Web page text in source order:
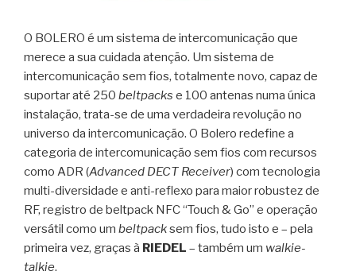
O BOLERO é um sistema de intercomunicação que
merece a sua cuidada atenção. Um sistema de
intercomunicação sem fios, totalmente novo, capaz de
suportar até 250 beltpacks e 100 antenas numa única
instalação, trata-se de uma verdadeira revolução no
universo da intercomunicação. O Bolero redefine a
categoria de intercomunicação sem fios com recursos
como ADR (Advanced DECT Receiver) com tecnologia
multi-diversidade e anti-reflexo para maior robustez de
RF, registro de beltpack NFC “Touch & Go” e operação
versátil como um beltpacksem fios, tudo isto e – pela
primeira vez, graças à RIEDEL – também um walkie-
talkie.